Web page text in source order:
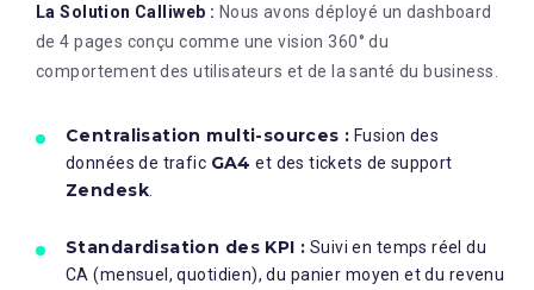
La Solution Calliweb : Nous avons déployé un dashboard
de 4 pages conçu comme une vision 360° du
comportement des utilisateurs et de la santé du business
Centralisation multi-sources : Fusion des
données de trafic GA4 et des tickets de support
Zendesk.
Standardisation des KPI : Suivi en temps réel du
CA (mensuel, quotidien), du panier moyen et du revenu